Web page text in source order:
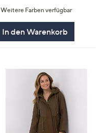
5
Weitere Farben verfügbar
In den Warenkorb